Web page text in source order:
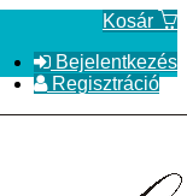
Kosár
Bejelentkezés
Regisztráció